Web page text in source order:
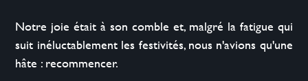
Notre joie était à son comble et, malgré la fatigue qui
suit inéluctablement les festivités, nous n'avions qu'une
hâte : recommencer.